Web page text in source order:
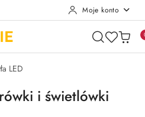
Moje konto
LED
i świetlówki